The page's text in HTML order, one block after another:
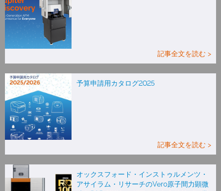
記事全文を読む >
予算申請用カタログ2025
記事全文を読む >
オックスフォード・インストゥルメンツ・
アサイラム・リサーチのVero原子間力顕微